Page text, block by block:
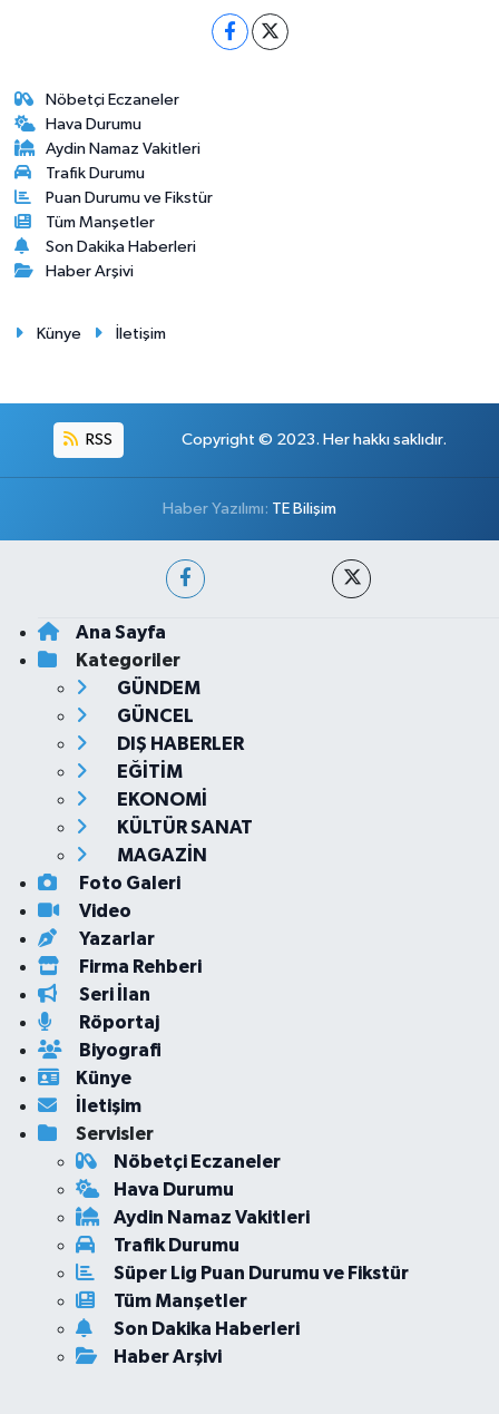
Nöbetçi Eczaneler
Hava Durumu
Aydin Namaz Vakitleri
Trafik Durumu
Puan Durumu ve Fikstür
Tüm Manşetler
Son Dakika Haberleri
Haber Arşivi
Künye İletişim
RSS Copyright © 2023. Her hakkı saklıdır.
Haber Yazılımı: TE Bilişim
Ana Sayfa
Kategoriler
GÜNDEM
GÜNCEL
DIŞ HABERLER
EĞİTİM
EKONOMİ
KÜLTÜR SANAT
MAGAZİN
Foto Galeri
Video
Yazarlar
Firma Rehberi
Seri İlan
Röportaj
Biyografi
Künye
İletişim
Servisler
Nöbetçi Eczaneler
Hava Durumu
Aydin Namaz Vakitleri
Trafik Durumu
Süper Lig Puan Durumu ve Fikstür
Tüm Manşetler
Son Dakika Haberleri
Haber Arşivi